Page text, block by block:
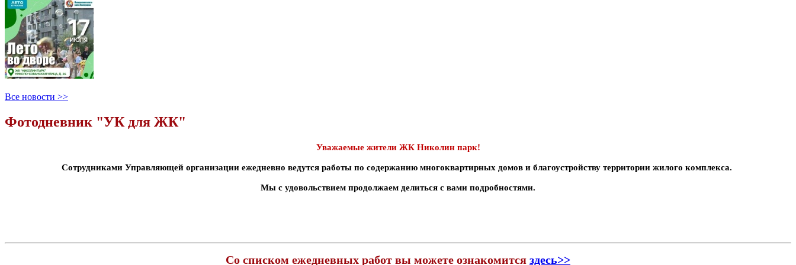
Все новости >>
Фотодневник "УК для ЖК"
Уважаемые жители ЖК Николин парк!
Сотрудниками Управляющей организации ежедневно ведутся работы по содержанию многоквартирных домов и благоустройству территории жилого комплекса.
Мы с удовольствием продолжаем делиться с вами подробностями.
Со списком ежедневных работ вы можете ознакомится здесь>>